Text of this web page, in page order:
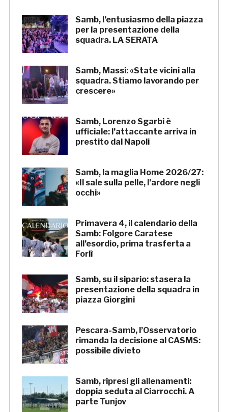
Samb, l’entusiasmo della piazza
per la presentazione della
squadra. LA SERATA
Samb, Massi: «State vicini alla
squadra. Stiamo lavorando per
crescere»
Samb, Lorenzo Sgarbi è
ufficiale: l’attaccante arriva in
prestito dal Napoli
Samb, la maglia Home 2026/27:
«Il sale sulla pelle, l’ardore negli
occhi»
Primavera 4, il calendario della
Samb: Folgore Caratese
all’esordio, prima trasferta a
Forlì
Samb, su il sipario: stasera la
presentazione della squadra in
piazza Giorgini
Pescara-Samb, l’Osservatorio
rimanda la decisione al CASMS:
possibile divieto
Samb, ripresi gli allenamenti:
doppia seduta al Ciarrocchi. A
parte Tunjov